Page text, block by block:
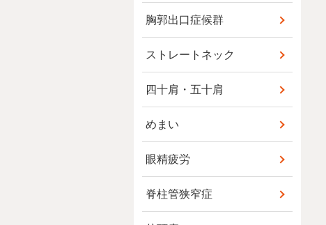
胸郭出口症候群
ストレートネック
四十肩・五十肩
めまい
眼精疲労
脊柱管狭窄症